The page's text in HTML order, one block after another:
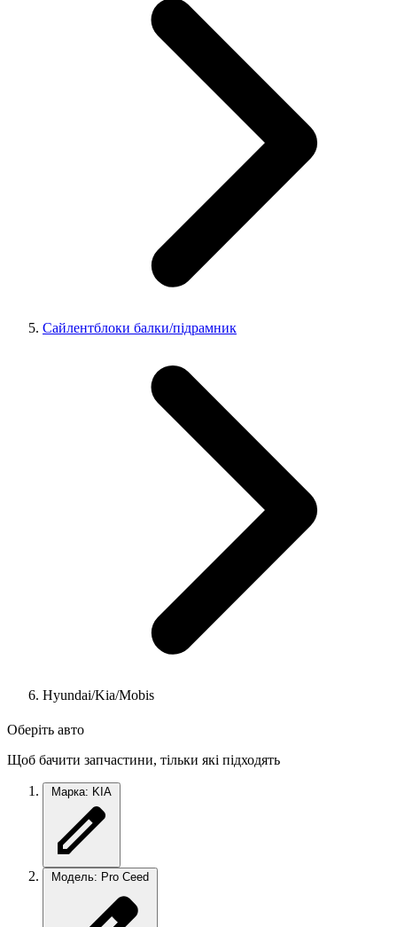
Сайлентблоки балки/підрамник
Hyundai/Kia/Mobis
Оберіть авто
Щоб бачити запчастини, тільки які підходять
Марка: KIA
Модель: Pro Ceed